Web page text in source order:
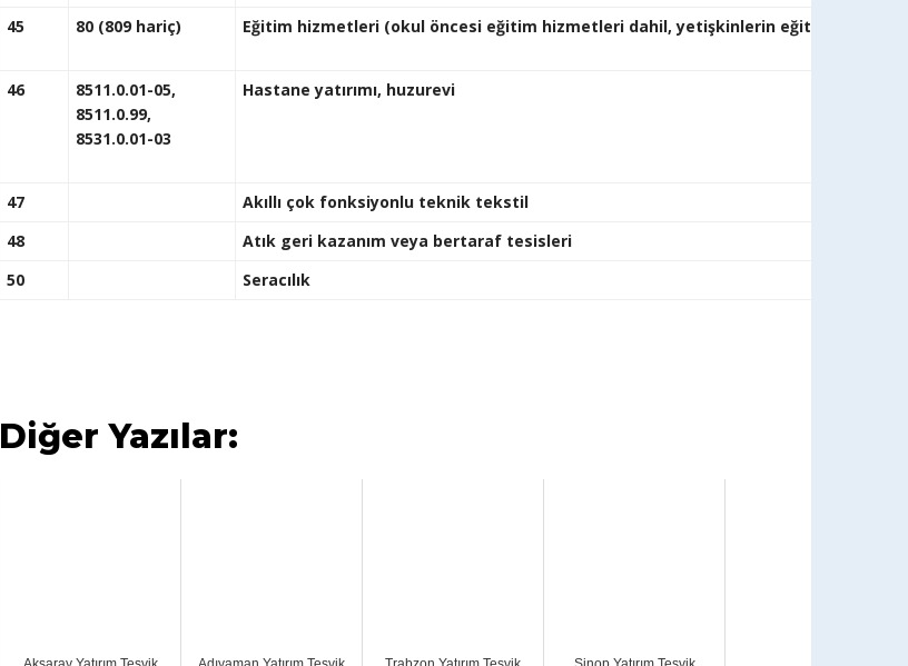
45 80 (809 hariç) Eğitim hizmetleri (okul öncesi eğitim hizmetleri dahil, yetişkinlerin
46
8511.0.01-05,
8511.0.99,
8531.0.01-03
Hastane yatırımı, huzurevi
47
Akıllı çok fonksiyonlu teknik tekstil
48
Atık geri kazanım veya bertaraf tesisleri
50
Seracılık
Diğer Yazılar: